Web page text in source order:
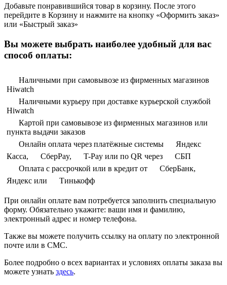
Добавьте понравившийся товар в корзину. После этого
перейдите в Корзину и нажмите на кнопку «Оформить заказ»
или «Быстрый заказ»
Вы можете выбрать наиболее удобный для вас
способ оплаты:
Наличными при самовывозе из фирменных магазинов
Hiwatch
Наличными курьеру при доставке курьерской службой
Hiwatch
Картой при самовывозе из фирменных магазинов или
пункта выдачи заказов
Онлайн оплата через платёжные системы
Яндекс
Касса,
СберPay, T-Pay или по QR через
СБП
Оплата с рассрочкой или в кредит от
СберБанк,
Яндекс или
Тинькофф
При онлайн оплате вам потребуется заполнить специальную
форму. Обязательно укажите: ваши имя и фамилию,
электронный адрес и номер телефона.
Также вы можете получить ссылку на оплату по электронной
почте или в СМС.
Более подробно о всех вариантах и условиях оплаты заказа вы
можете узнать здесь.